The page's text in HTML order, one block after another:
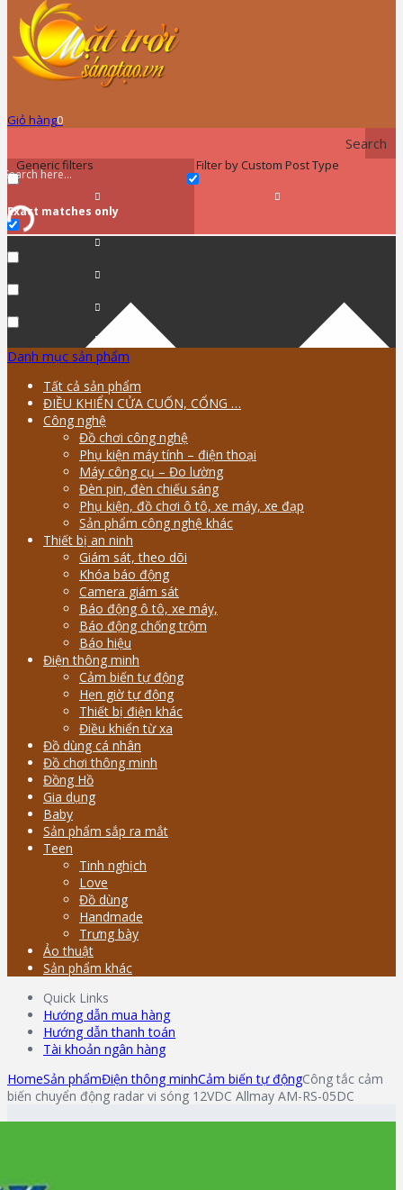
Giỏ hàng0
Search
Generic filters
Exact matches only
Filter by Custom Post Type
Danh mục sản phẩm
Tất cả sản phẩm
ĐIỀU KHIỂN CỬA CUỐN, CỔNG …
Công nghệ
Đồ chơi công nghệ
Phụ kiện máy tính – điện thoại
Máy công cụ – Đo lường
Đèn pin, đèn chiếu sáng
Phụ kiện, đồ chơi ô tô, xe máy, xe đạp
Sản phẩm công nghệ khác
Thiết bị an ninh
Giám sát, theo dõi
Khóa báo động
Camera giám sát
Báo động ô tô, xe máy,
Báo động chống trộm
Báo hiệu
Điện thông minh
Cảm biến tự động
Hẹn giờ tự động
Thiết bị điện khác
Điều khiển từ xa
Đồ dùng cá nhân
Đồ chơi thông minh
Đồng Hồ
Gia dụng
Baby
Sản phẩm sắp ra mắt
Teen
Tinh nghịch
Love
Đồ dùng
Handmade
Trưng bày
Ảo thuật
Sản phẩm khác
Quick Links
Hướng dẫn mua hàng
Hướng dẫn thanh toán
Tài khoản ngân hàng
HomeSản phẩmĐiện thông minhCảm biến tự độngCông tắc cảm
biến chuyển động radar vi sóng 12VDC Allmay AM-RS-05DC